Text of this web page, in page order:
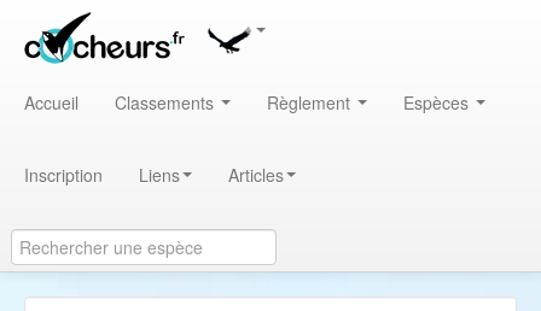
Accueil Classements Règlement Espèces
Inscription Liens Articles